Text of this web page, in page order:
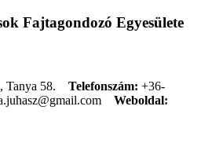
Fajtagondozó Egyesülete
Tanya 58. Telefonszám: +36-
Weboldal: